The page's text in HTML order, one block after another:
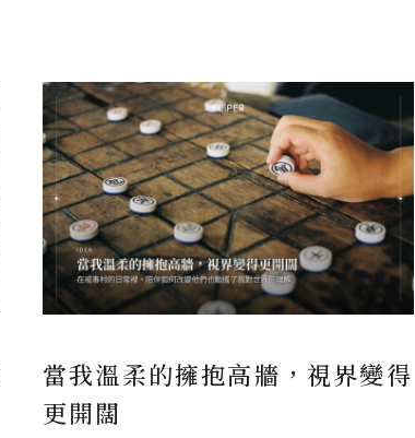
當我溫柔的擁抱高牆，視界變得
更開闊